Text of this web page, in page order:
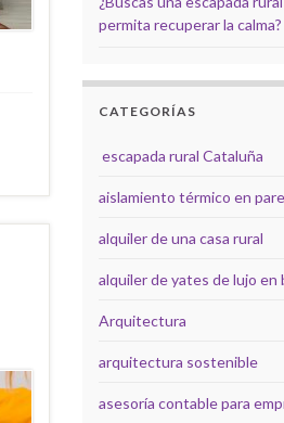
permita recuperar la calma?
CATEGORÍAS
escapada rural Cataluña
aislamiento térmico en
alquiler de una casa rural
alquiler de yates de lujo en
Arquitectura
arquitectura sostenible
asesoría contable para